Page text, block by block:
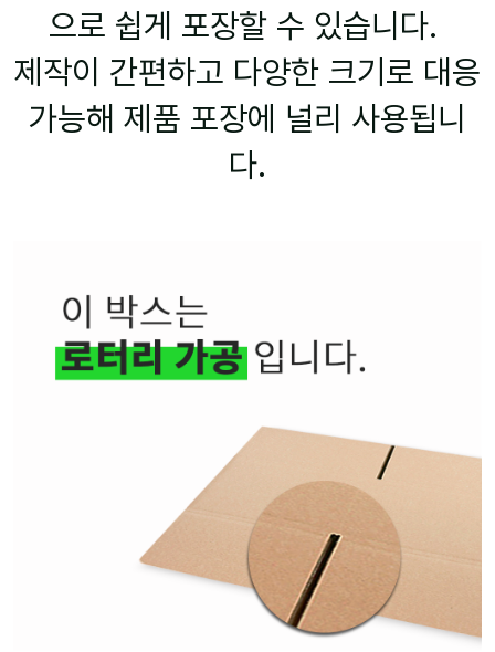
으로 쉽게 포장할 수 있습니다.
제작이 간편하고 다양한 크기로 대응
가능해 제품 포장에 널리 사용됩니
다.